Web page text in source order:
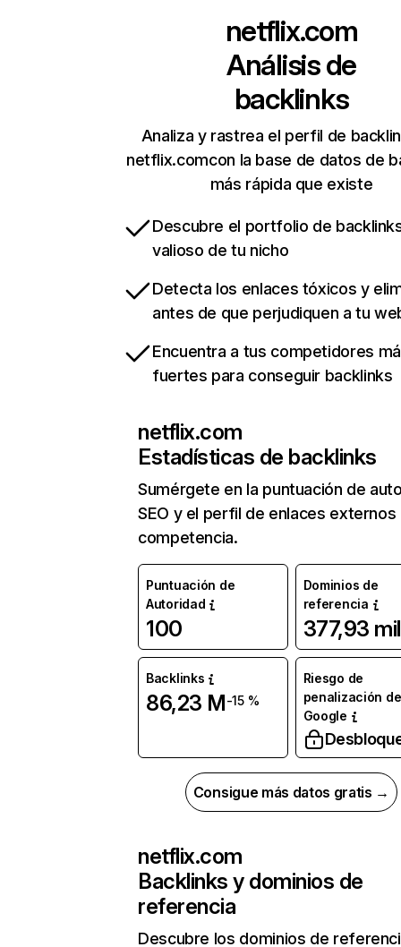
netflix.com
Análisis de
backlinks
Analiza y rastrea el perfil de
netflix.comcon la base de datos de
más rápida que existe
Descubre el portfolio de
valioso de tu nicho
Detecta los enlaces tóxicos y
antes de que perjudiquen a tu
Encuentra a tus competidores
fuertes para conseguir backlinks
netflix.com
Estadísticas de backlinks
Sumérgete en la puntuación de
SEO y el perfil de enlaces externos
competencia.
Puntuación de
Autoridad
100
Dominios de
referencia
377,93 mil
Backlinks
86,23 M-15 %
Riesgo de
penalización de
Google
Consigue más datos gratis →
netflix.com
Backlinks y dominios de
referencia
Descubre los dominios de